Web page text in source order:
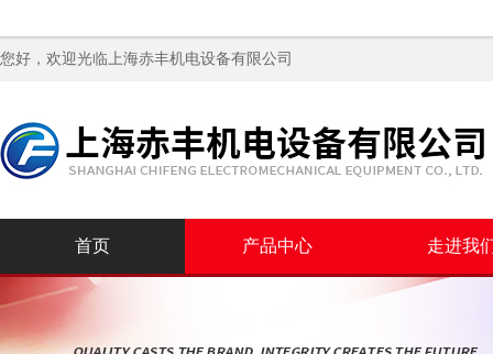
您好，欢迎光临上海赤丰机电设备有限公司
首页 产品中心 走进我